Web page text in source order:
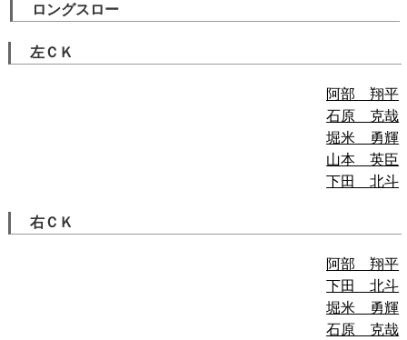
ロングスロー
左ＣＫ
阿部 翔平
石原 克哉
堀米 勇輝
山本 英臣
下田 北斗
右ＣＫ
阿部 翔平
下田 北斗
堀米 勇輝
石原 克哉